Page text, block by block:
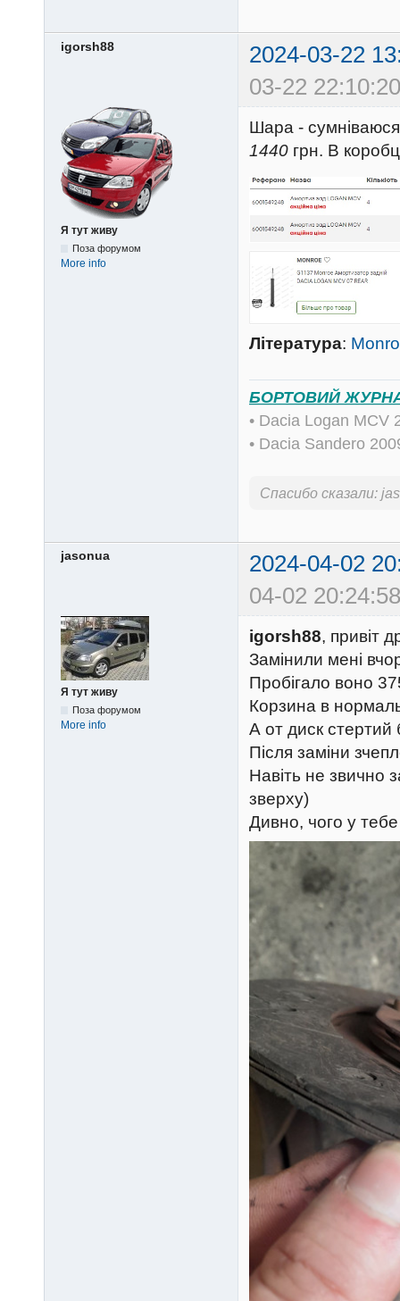
igorsh88
2024-03-22
03-22
Я тут живу
Поза форумом
More info
Шара -
1440 грн. В
Література:
БОРТОВИЙ
• Dacia Logan
• Dacia Sandero
Спасибо сказали:
jasonua
2024-04-02
04-02
Я тут живу
Поза форумом
More info
igorsh88, привіт
Замінили мені
Пробігало воно
Корзина в
А от диск стертий
Після заміни
Навіть не звично
зверху)
Дивно, чого у тебе